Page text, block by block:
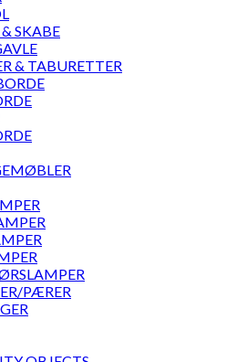
SKABE
& TABURETTER
PÆRER